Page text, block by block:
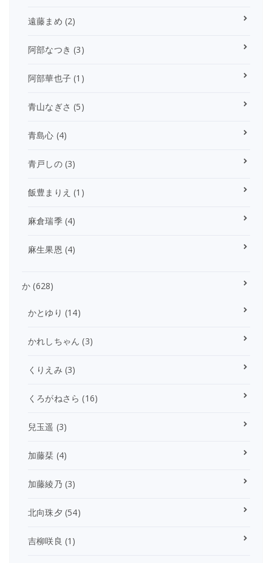
遠藤まめ (2)
阿部なつき (3)
阿部華也子 (1)
青山なぎさ (5)
青島心 (4)
青戸しの(3)
飯豊まりえ (1)
麻倉瑞季(4)
麻生果恩 (4)
か (628)
かとゆり (14)
かれしちゃん (3)
くりえみ (3)
くろがねさら (16)
兒玉遥 (3)
加藤栞 (4)
加藤綾乃 (3)
北向珠夕 (54)
吉柳咲良 (1)